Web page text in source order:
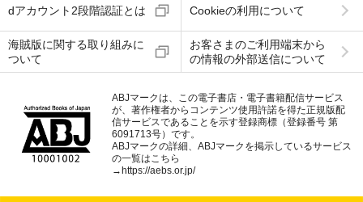
dアカウント2段階認証とは Cookieの利用について
海賊版に関する取り組みに
ついて
お客さまのご利用端末から
の情報の外部送信について
ABJマークは、この電子書店・電子書籍配信サービス
が、著作権者からコンテンツ使用許諾を得た正規版配
信サービスであることを示す登録商標（登録番号 第
6091713号）です。
ABJマークの詳細、ABJマークを掲示しているサービス
の一覧はこちら
→https://aebs.or.jp/